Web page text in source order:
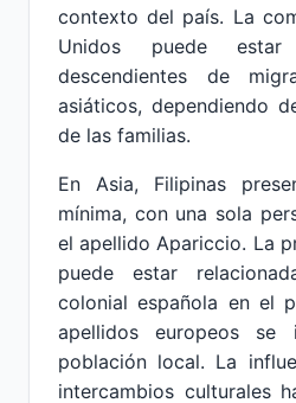
contexto del país. La
Unidos puede
descendientes de
asiáticos, dependiendo
de las familias.
En Asia, Filipinas
mínima, con una sola
el apellido Apariccio. La
puede estar
colonial española en el
apellidos europeos se
población local. La
intercambios culturales